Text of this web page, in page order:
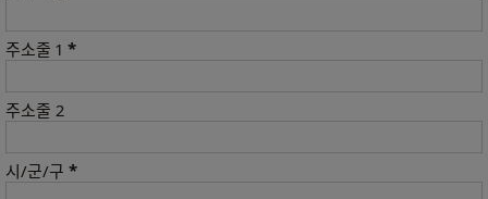
주소줄 1 *
주소줄 2
시/군/구 *